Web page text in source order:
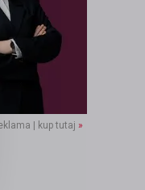
| kup tutaj »